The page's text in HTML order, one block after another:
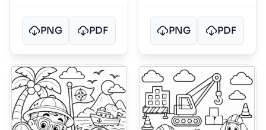
PNG PDF PNG PDF